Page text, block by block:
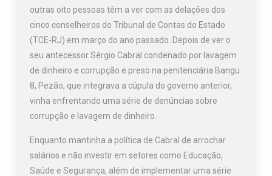
outras oito pessoas têm a ver com as delações dos
cinco conselheiros do Tribunal de Contas do Estado
(TCE-RJ) em março do ano passado. Depois de ver o
seu antecessor Sérgio Cabral condenado por lavagem
de dinheiro e corrupção e preso na penitenciária Bangu
8, Pezão, que integrava a cúpula do governo anterior,
vinha enfrentando uma série de denúncias sobre
corrupção e lavagem de dinheiro.
Enquanto mantinha a política de Cabral de arrochar
salários e não investir em setores como Educação,
Saúde e Segurança, além de implementar uma série